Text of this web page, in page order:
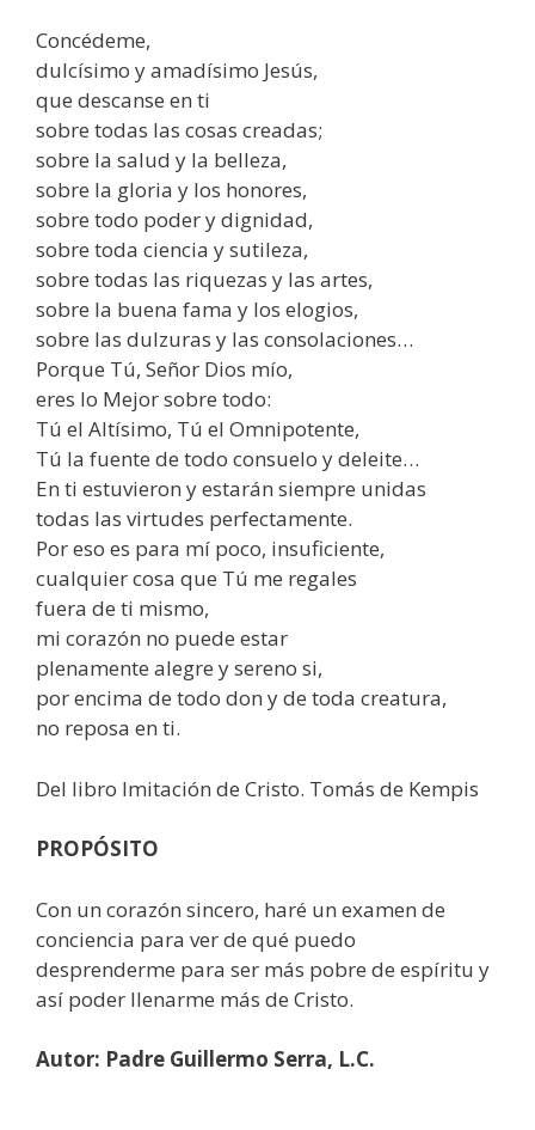
Concédeme,
dulcísimo y amadísimo Jesús,
que descanse en ti
sobre todas las cosas creadas;
sobre la salud y la belleza,
sobre la gloria y los honores,
sobre todo poder y dignidad,
sobre toda ciencia y sutileza,
sobre todas las riquezas y las artes,
sobre la buena fama y los elogios,
sobre las dulzuras y las consolaciones…
Porque Tú, Señor Dios mío,
eres lo Mejor sobre todo:
Tú el Altísimo, Tú el Omnipotente,
Tú la fuente de todo consuelo y deleite…
En ti estuvieron y estarán siempre unidas
todas las virtudes perfectamente.
Por eso es para mí poco, insuficiente,
cualquier cosa que Tú me regales
fuera de ti mismo,
mi corazón no puede estar
plenamente alegre y sereno si,
por encima de todo don y de toda creatura,
no reposa en ti.
Del libro Imitación de Cristo. Tomás de Kempis
PROPÓSITO
Con un corazón sincero, haré un examen de
conciencia para ver de qué puedo
desprenderme para ser más pobre de espíritu y
así poder llenarme más de Cristo.
Autor: Padre Guillermo Serra, L.C.